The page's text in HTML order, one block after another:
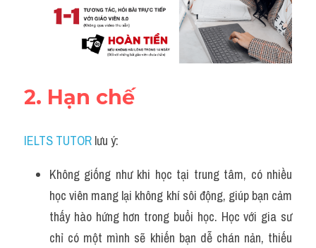
2. Hạn chế
IELTS TUTOR lưu ý:
Không giống như khi học tại trung tâm, có nhiều
học viên mang lại không khí sôi động, giúp bạn cảm
thấy hào hứng hơn trong buổi học. Học với gia sư
chỉ có một mình sẽ khiến bạn dễ chán nản, thiếu